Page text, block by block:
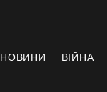
НОВИНИ ВІЙНА